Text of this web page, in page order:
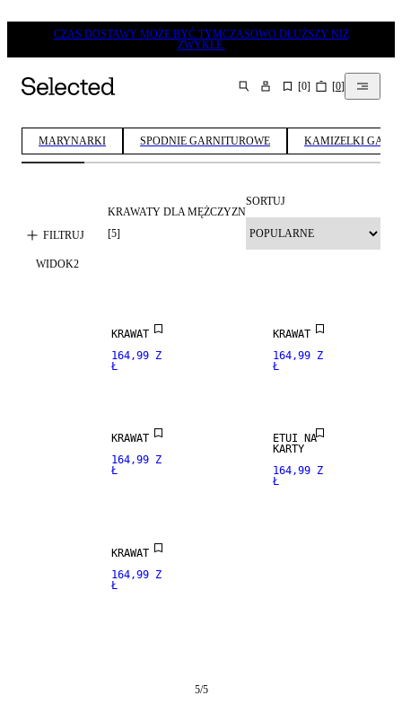
CZAS DOSTAWY MOŻE BYĆ TYMCZASOWO DŁUŻSZY NIŻ
ZWYKLE.
SZUKAJ [0] [0]
MARYNARKI SPODNIE GARNITUROWE KAMIZELKI
FILTRUJ
KRAWATY DLA MĘŻCZYZN
[5]
SORTUJ
WIDOK2
NEW
ARRIVALS
KRAWAT
164,99 Z
Ł
NEW
ARRIVALS
KRAWAT
164,99 Z
Ł
100% JEDWAB
PREMIUM
KRAWAT
164,99 Z
Ł
ARRIVALS
PREMIUM
ETUI NA
KARTY
164,99 Z
Ł
KRAWAT
164,99 Z
Ł
5/5